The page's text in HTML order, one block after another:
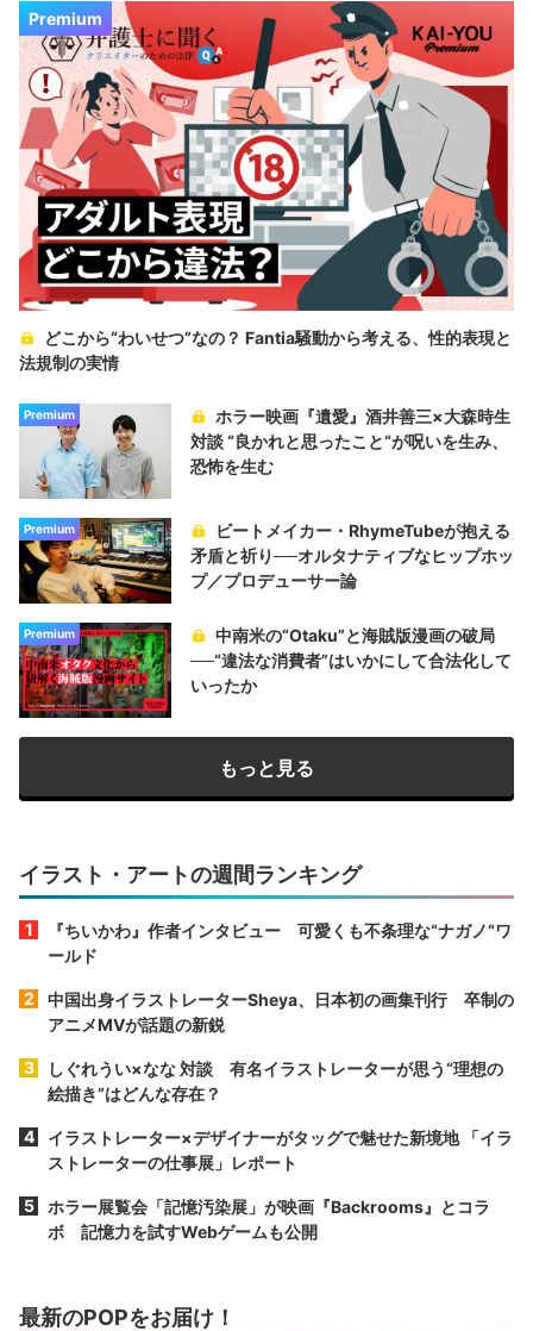
Premium
どこから“わいせつ”なの？ Fantia騒動から考える、性的表現と
法規制の実情
Premium
ホラー映画『遺愛』酒井善三×大森時生
対談 “良かれと思ったこと“が呪いを生み、
恐怖を生む
Premium
ビートメイカー・RhymeTubeが抱える
矛盾と祈り──オルタナティブなヒップホッ
プ／プロデューサー論
Premium
中南米の“Otaku”と海賊版漫画の破局
──“違法な消費者”はいかにして合法化して
いったか
もっと見る
イラスト・アートの週間ランキング
『ちいかわ』作者インタビュー 可愛くも不条理な“ナガノ“ワ
ールド
中国出身イラストレーターSheya、日本初の画集刊行 卒制の
アニメMVが話題の新鋭
しぐれうい×なな 対談 有名イラストレーターが思う“理想の
絵描き”はどんな存在？
イラストレーター×デザイナーがタッグで魅せた新境地 「イラ
ストレーターの仕事展」レポート
ホラー展覧会「記憶汚染展」が映画『Backrooms』とコラ
ボ 記憶力を試すWebゲームも公開
最新のPOPをお届け！